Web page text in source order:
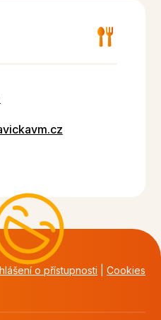
o přístupnosti Cookies